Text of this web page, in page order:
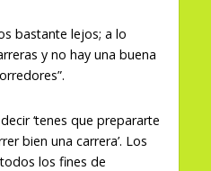
bastante lejos; a lo
y no hay una buena
‘tenes que prepararte
bien una carrera’. Los
los fines de